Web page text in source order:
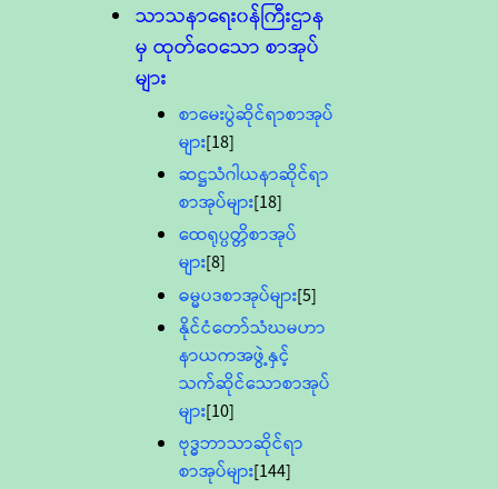
သာသနာရေး၀န်ကြီးဌာန
မှ ထုတ်ဝေသော စာအုပ်
များ
စာမေးပွဲဆိုင်ရာစာအုပ်
များ[18]
ဆဋ္ဌသံဂါယနာဆိုင်ရာ
စာအုပ်များ[18]
ထေရုပ္ပတ္တိစာအုပ်
များ[8]
ဓမ္မပဒစာအုပ်များ[5]
နိုင်ငံတော်သံဃမဟာ
နာယကအဖွဲ့နှင့်
သက်ဆိုင်သောစာအုပ်
များ[10]
ဗုဒ္ဓဘာသာဆိုင်ရာ
စာအုပ်များ[144]